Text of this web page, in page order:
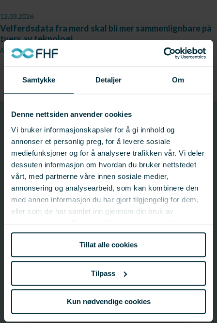
Samtykke Detaljer Om
Denne nettsiden anvender cookies
Vi bruker informasjonskapsler for å gi innhold og
annonser et personlig preg, for å levere sosiale
mediefunksjoner og for å analysere trafikken vår. Vi deler
dessuten informasjon om hvordan du bruker nettstedet
vårt, med partnerne våre innen sosiale medier,
annonsering og analysearbeid, som kan kombinere den
med annen informasjon du har gjort tilgjengelig for dem,
eller som de har samlet inn gjennom din bruk av
tjenestene deres. Du samtykker vår bruk av nødvendige
informasjonskapsler ved å bruke nettstedet vårt.
Tillat alle cookies
Tilpass
Kun nødvendige cookies
12.03.2026
Velferdsdata fra merd skal bli mer sammenlignbare på
tvers av teknologi
Akvaplan.no
Prosjektnummer
Prosjektinformasjon
Prosjektnummer: 910481
Status:
Pågår
Startdato: 03.03.2026
Sluttdato: 31.05.2027
Fagfelt:Havbruk;Fiskehelse og fiskevelferd
FHF-ansvarlig
Fagsjef – Fiskehelse og velferd - Oslo
morten.lund@fhf.no
473 58 030